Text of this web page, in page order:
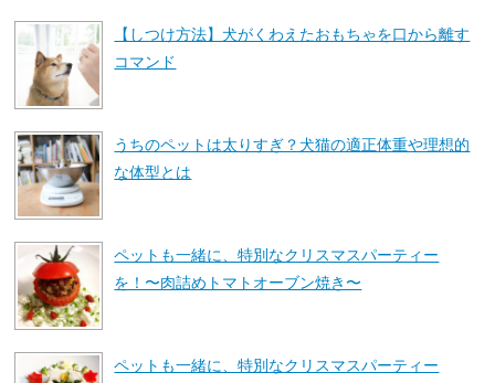
【しつけ方法】犬がくわえたおもちゃを口から離す
コマンド
うちのペットは太りすぎ？犬猫の適正体重や理想的
な体型とは
ペットも一緒に、特別なクリスマスパーティー
を！〜肉詰めトマトオーブン焼き〜
ペットも一緒に、特別なクリスマスパーティー